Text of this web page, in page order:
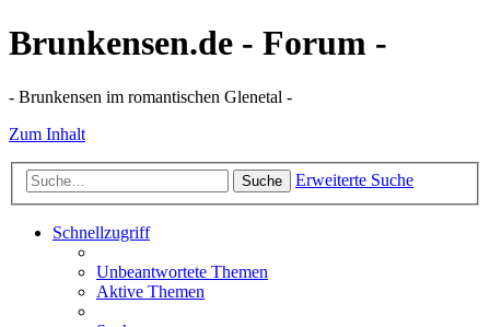
Brunkensen.de - Forum -
- Brunkensen im romantischen Glenetal -
Zum Inhalt
Suche Erweiterte Suche
Schnellzugriff
Unbeantwortete Themen
Aktive Themen